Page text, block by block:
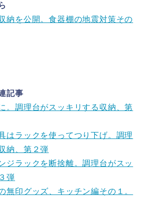
納を公開。食器棚の地震対策その
記事
。調理台がスッキリする収納、第
はラックを使ってつり下げ。調理
納、第２弾
ジラックを断捨離。調理台がスッ
弾
無印グッズ、キッチン編その１。